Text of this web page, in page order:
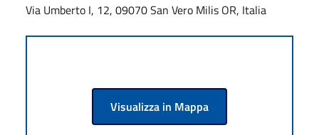
Via Umberto I, 12, 09070 San Vero Milis OR, Italia
Visualizza in Mappa